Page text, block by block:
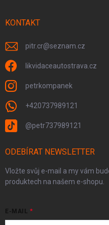
KONTAKT
pitr.cr@seznam.cz
likvidaceautostrava.cz
petrkompanek
+420737989121
@petr737989121
ODEBÍRAT NEWSLETTER
Vložte svůj e-mail a my vám
produktech na našem e-shopu.
E-MAIL